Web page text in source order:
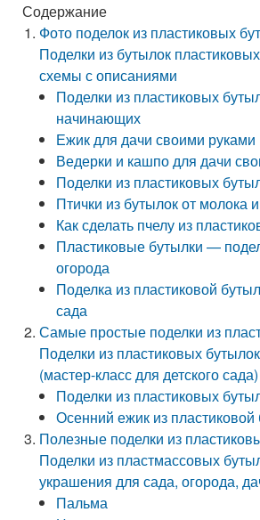
Содержание
Фото поделок из пластиковых
Поделки из бутылок
схемы с описаниями
Поделки из пластиковых
начинающих
Ежик для дачи своими руками
Ведерки и кашпо для дачи
Поделки из пластиковых
Птички из бутылок от молока
Как сделать пчелу из
Пластиковые бутылки —
огорода
Поделка из пластиковой
сада
Самые простые поделки из
Поделки из пластиковых
(мастер-класс для детского сада)
Поделки из пластиковых
Осенний ежик из
Полезные поделки из
Поделки из пластмассовых
украшения для сада, огорода,
Пальма